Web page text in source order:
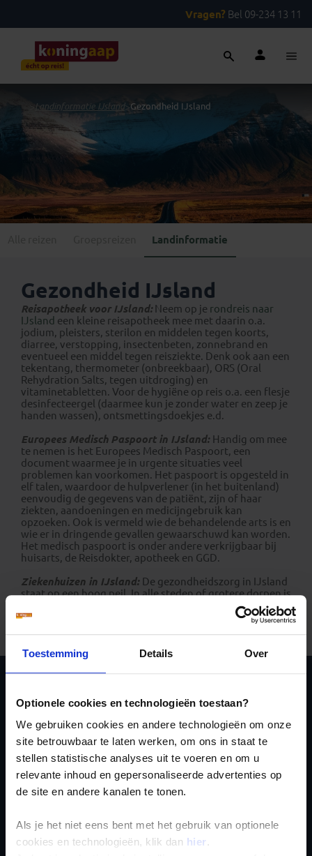
Toestemming Details Over
Optionele cookies en technologieën toestaan?
We gebruiken cookies en andere technologieën om onze
site betrouwbaar te laten werken, om ons in staat te
stellen statistische analyses uit te voeren en om u
relevante inhoud en gepersonaliseerde advertenties op
de site en andere kanalen te tonen.
Als je het niet eens bent met het gebruik van optionele
cookies en technologieën, klik dan hier .
Vragen? Bel 09-234 13 11
> Landinformatie IJsland>Gezondheid IJsland
Landinformatie
Gezondheid IJsland
Reisapotheek voor IJsland:Neem op je rondreis naar
IJsland een kleine reisapotheek mee met daarin o.a.
jodium, pleisters, sterilon en middelen tegen koorts,
diarree, verstopping, insectenbeten, zonnebrand en
eventueel een middel tegen reisziekte. Denk ook aan een
tekentang, thermometer (onbreekbaar), ORS (Oral
Rehydration Salts, tegen uitdroging) en
vitaminetabletten. Voor de hygiëne op reis o.a. een flesje
desinfecteergel (daarmee kun je zonder water en zeep je
handen wassen), ontsmettingsdoekjes e.d.
Europees Medisch Paspoort in IJsland: Handig om mee
te nemen is het Europees Medisch Paspoort, een
document waarmee je in urgente situaties veel
problemen kan voorkomen. Het paspoort is opgesteld in
elf talen, waardoor de hulpverlener (in het buitenland)
eenvoudig de gegevens van de patiënt, zijn of haar
ziekten, aandoeningen en medicijngebruik kan
opzoeken. Ook is vermeld wie de behandelende arts is en
wie er in dringende gevallen gewaarschuwd kan worden.
Het medisch paspoort is onder andere verkrijgbaar bij
huisarts, de Reisdokter, apotheek en GGD.
Ziekenhuizen in IJsland: De gezondheidszorg in IJsland
staat op een hoog peil. In alle steden of grotere dorpen is
een ziekenhuis of medische post. Medicijnen zijn alleen
verkrijgbaar bij een apotheek. Voor spoedgevallen kun je
Ja, ik meld me aan
voor de wekelijkse
nieuwsbrief